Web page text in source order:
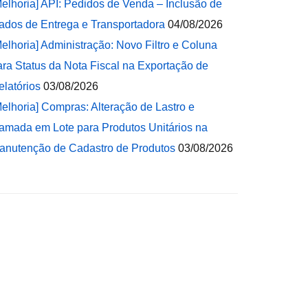
API: Pedidos de Venda – Inclusão de
de Entrega e Transportadora 04/08/2026
Administração: Novo Filtro e Coluna
Status da Nota Fiscal na Exportação de
03/08/2026
Compras: Alteração de Lastro e
em Lote para Produtos Unitários na
de Cadastro de Produtos 03/08/2026